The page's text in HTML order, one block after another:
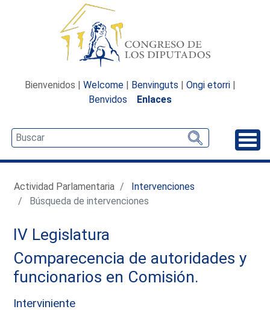
Bienvenidos | Welcome | Benvinguts | Ongi etorri |
Benvidos
Enlaces
Actividad Parlamentaria
Intervenciones
Búsqueda de intervenciones
IV Legislatura
Comparecencia de autoridades y
funcionarios en Comisión.
Interviniente